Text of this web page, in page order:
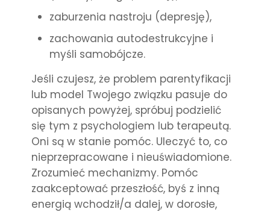
zaburzenia nastroju (depresję),
zachowania autodestrukcyjne i
myśli samobójcze.
Jeśli czujesz, że problem parentyfikacji
lub model Twojego związku pasuje do
opisanych powyżej, spróbuj podzielić
się tym z psychologiem lub terapeutą.
Oni są w stanie pomóc. Uleczyć to, co
nieprzepracowane i nieuświadomione.
Zrozumieć mechanizmy. Pomóc
zaakceptować przeszłość, byś z inną
energią wchodził/a dalej, w dorosłe,